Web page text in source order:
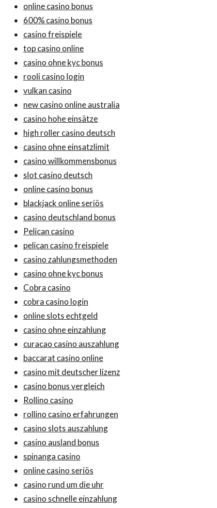
online casino bonus
600% casino bonus
casino freispiele
top casino online
casino ohne kyc bonus
rooli casino login
vulkan casino
new casino online australia
casino hohe einsätze
high roller casino deutsch
casino ohne einsatzlimit
casino willkommensbonus
slot casino deutsch
online casino bonus
blackjack online seriös
casino deutschland bonus
Pelican casino
pelican casino freispiele
casino zahlungsmethoden
casino ohne kyc bonus
Cobra casino
cobra casino login
online slots echtgeld
casino ohne einzahlung
curacao casino auszahlung
baccarat casino online
casino mit deutscher lizenz
casino bonus vergleich
Rollino casino
rollino casino erfahrungen
casino slots auszahlung
casino ausland bonus
spinanga casino
online casino seriös
casino rund um die uhr
casino schnelle einzahlung